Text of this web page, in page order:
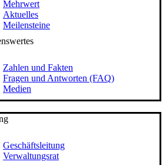
Mehrwert
Aktuelles
Meilensteine
Zahlen und Fakten
Fragen und Antworten (FAQ)
Medien
Geschäftsleitung
Verwaltungsrat